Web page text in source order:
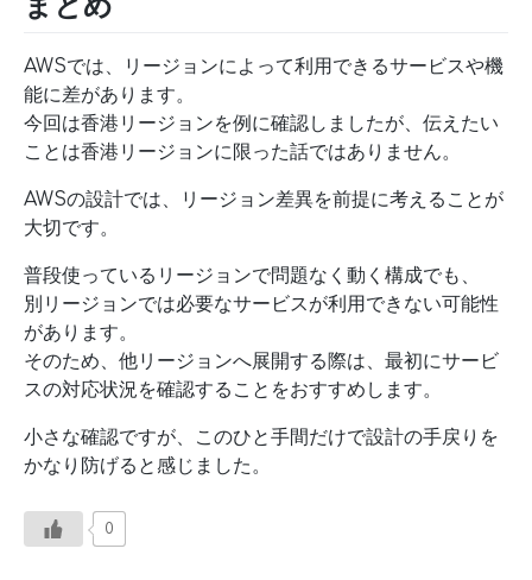
AWSでは、リージョンによって利用できるサービスや機
能に差があります。
今回は香港リージョンを例に確認しましたが、伝えたい
ことは香港リージョンに限った話ではありません。
AWSの設計では、リージョン差異を前提に考えることが
大切です。
普段使っているリージョンで問題なく動く構成でも、
別リージョンでは必要なサービスが利用できない可能性
があります。
そのため、他リージョンへ展開する際は、最初にサービ
スの対応状況を確認することをおすすめします。
小さな確認ですが、このひと手間だけで設計の手戻りを
かなり防げると感じました。
0